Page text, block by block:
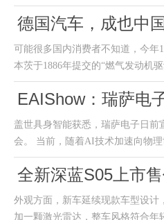
德国汽车，成也中
可能很多国内消费者不知道，今
本茨于1886年提交的“燃气发动机
EAIShow：瑞萨电
盖世具身智能获悉，瑞萨电子日
会。 当前，随着AI技术加速向物
全新深蓝S05上市
外观方面，新车延续现款车型设
加一颗激光雷达，整车风格符合